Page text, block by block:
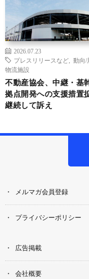
2026.07.23
プレスリリースなど
動向/
物流施設
不動産協会、中継・基
拠点開発への支援措置
継続して訴え
メルマガ会員登録
プライバシーポリシー
広告掲載
会社概要